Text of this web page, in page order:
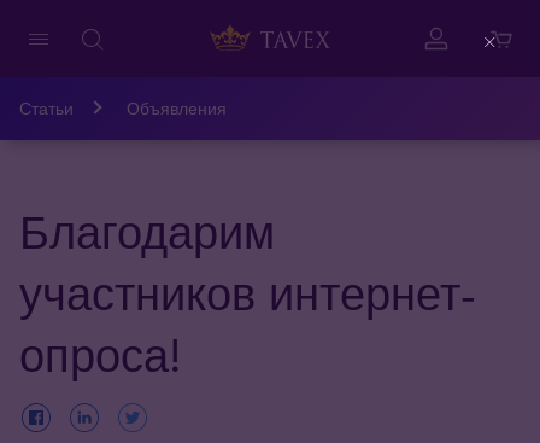
Статьи Объявления
Благодарим
участников интернет-
опроса!
Close